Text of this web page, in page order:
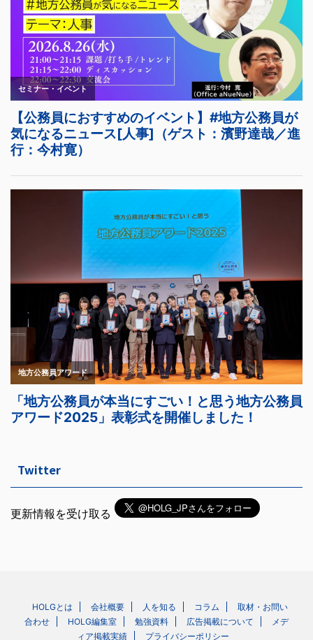
Twitter
更新情報を受け取る
HOLGとは 会社概要 人を知る コラム
取材・お問い
合わせ
HOLG編集室 勉強資料 広告掲載について
メデ
ィア掲載実績
プライバシーポリシー